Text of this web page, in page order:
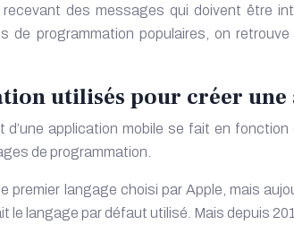
des messages qui doivent être
de programmation populaires, on
utilisés pour créer
d’une application mobile se fait en
de programmation.
premier langage choisi par Apple, mais
le langage par défaut utilisé. Mais depuis